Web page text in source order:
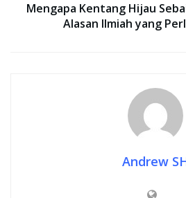
Mengapa Kentang Hijau
Alasan Ilmiah yang
Andrew